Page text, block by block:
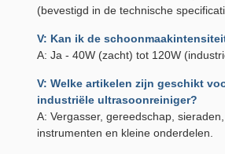
(bevestigd in de technische
V: Kan ik de
A: Ja - 40W (zacht) tot 120W
V: Welke artikelen zijn geschikt
industriële ultrasoonreiniger?
A: Vergasser, gereedschap,
instrumenten en kleine onderdelen.